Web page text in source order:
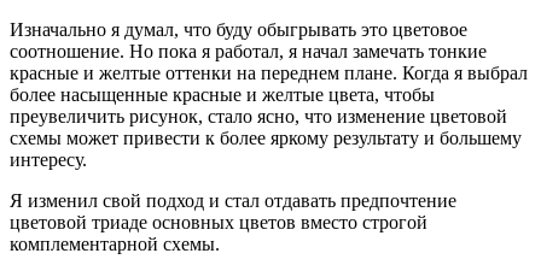
Изначально я думал, что буду обыгрывать это цветовое
соотношение. Но пока я работал, я начал замечать тонкие
красные и желтые оттенки на переднем плане. Когда я выбрал
более насыщенные красные и желтые цвета, чтобы
преувеличить рисунок, стало ясно, что изменение цветовой
схемы может привести к более яркому результату и большему
интересу.
Я изменил свой подход и стал отдавать предпочтение
цветовой триаде основных цветов вместо строгой
комплементарной схемы.